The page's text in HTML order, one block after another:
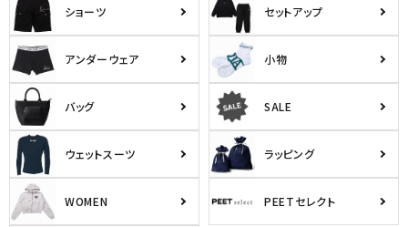
ショーツ セットアップ
アンダーウェア 小物
バッグ SALE
ウェットスーツ ラッピング
WOMEN PEETセレクト